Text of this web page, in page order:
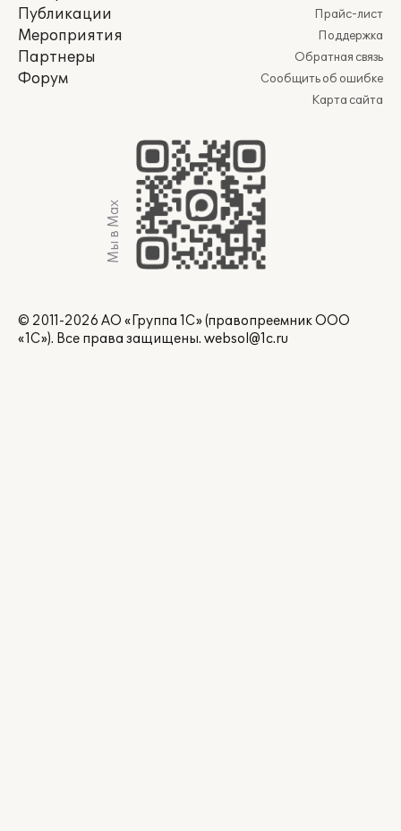
Публикации
Мероприятия
Партнеры
Форум
Прайс-лист
Поддержка
Обратная связь
Сообщить об ошибке
Карта сайта
Мы в Max
© 2011-2026 АО «Группа 1С» (правопреемник ООО
«1С»). Все права защищены. websol@1c.ru